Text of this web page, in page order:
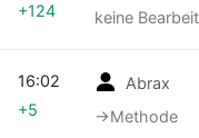
keine
+124
Abrax
→‎Methode
16:02
+5